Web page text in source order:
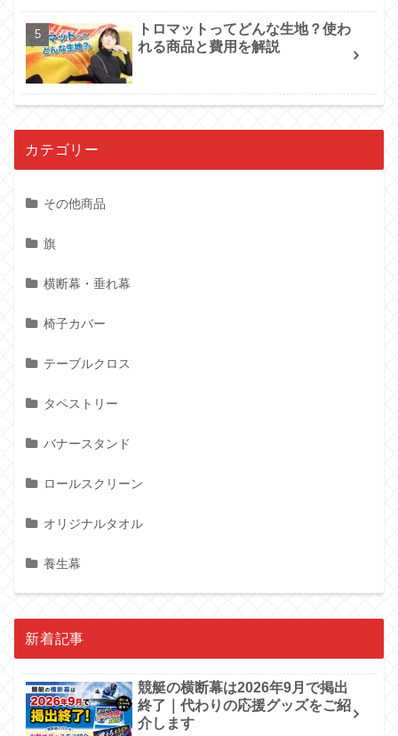
トロマットってどんな生地？使わ
れる商品と費用を解説
カテゴリー
その他商品
旗
横断幕・垂れ幕
椅子カバー
テーブルクロス
タペストリー
バナースタンド
ロールスクリーン
オリジナルタオル
養生幕
新着記事
競艇の横断幕は2026年9月で掲出
終了｜代わりの応援グッズをご紹
介します